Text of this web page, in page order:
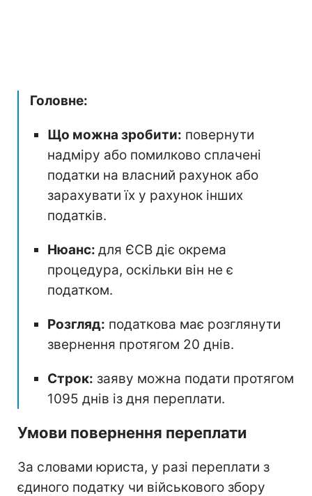
Головне:
Що можна зробити: повернути
надміру або помилково сплачені
податки на власний рахунок або
зарахувати їх у рахунок інших
податків.
Нюанс: для ЄСВ діє окрема
процедура, оскільки він не є
податком.
Розгляд: податкова має розглянути
звернення протягом 20 днів.
Строк: заяву можна подати протягом
1095 днів із дня переплати.
Умови повернення переплати
За словами юриста, у разі переплати з
єдиного податку чи військового збору